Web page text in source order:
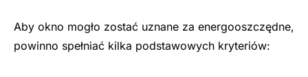
Aby okno mogło zostać uznane za energooszczędne,
powinno spełniać kilka podstawowych kryteriów: